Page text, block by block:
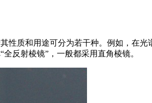
质和用途可分为若干种。例如，在
反射棱镜”，一般都采用直角棱镜。